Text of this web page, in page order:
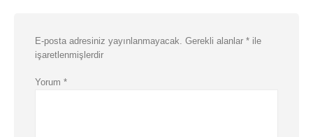
E-posta adresiniz yayınlanmayacak. Gerekli alanlar * ile
işaretlenmişlerdir
Yorum *